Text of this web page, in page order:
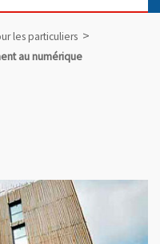
les particuliers
au numérique